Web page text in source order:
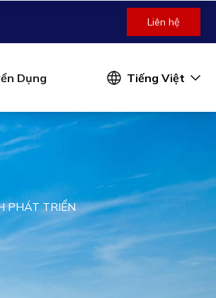
Liên hệ
Dụng Tiếng Việt
PHÁT TRIỂN